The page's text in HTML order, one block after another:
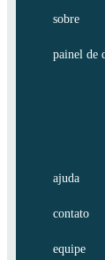
sobre
painel de
ajuda
contato
equipe